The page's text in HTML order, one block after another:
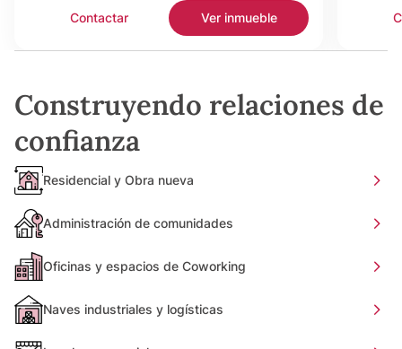
Contactar Ver inmueble
Construyendo relaciones de
confianza
Residencial y Obra nueva
Administración de comunidades
Oficinas y espacios de Coworking
Naves industriales y logísticas